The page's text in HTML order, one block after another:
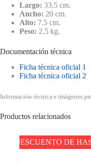
Largo: 33.5 cm.
Ancho: 20 cm.
Alto: 7.5 cm.
Peso: 2.5 kg.
Documentación técnica
Ficha técnica oficial 1
Ficha técnica oficial 2
Información técnica e imágenes
Productos relacionados
DESCUENTO DE